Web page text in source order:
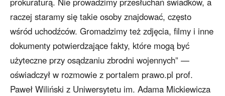
raczej staramy się takie osoby znajdować, często
wśród uchodźców. Gromadzimy też zdjęcia, filmy i inne
dokumenty potwierdzające fakty, które mogą być
użyteczne przy osądzaniu zbrodni wojennych” —
oświadczył w rozmowie z portalem prawo.pl prof.
Paweł Wiliński z Uniwersytetu im. Adama Mickiewicza